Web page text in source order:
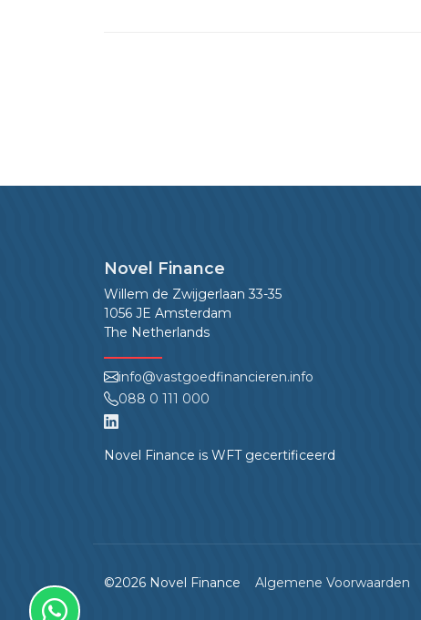
Novel Finance
Willem de Zwijgerlaan 33-35
1056 JE Amsterdam
The Netherlands
info@vastgoedfinancieren.info
088 0 111 000
Novel Finance is WFT gecertificeerd
©2026 Novel Finance Algemene Voorwaarden